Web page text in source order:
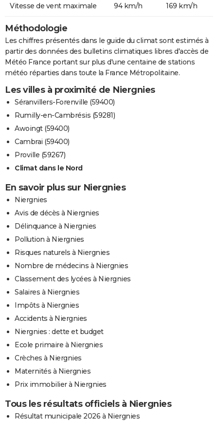
Vitesse de vent maximale 94 km/h 169 km/h
Méthodologie
Les chiffres présentés dans le guide du climat sont estimés à
partir des données des bulletins climatiques libres d'accès de
Météo France portant sur plus d'une centaine de stations
météo réparties dans toute la France Métropolitaine.
Les villes à proximité de Niergnies
Séranvillers-Forenville (59400)
Rumilly-en-Cambrésis (59281)
Awoingt (59400)
Cambrai (59400)
Proville (59267)
Climat dans le Nord
En savoir plus sur Niergnies
Niergnies
Avis de décès à Niergnies
Délinquance à Niergnies
Pollution à Niergnies
Risques naturels à Niergnies
Nombre de médecins à Niergnies
Classement des lycées à Niergnies
Salaires à Niergnies
Impôts à Niergnies
Accidents à Niergnies
Niergnies : dette et budget
Ecole primaire à Niergnies
Crèches à Niergnies
Maternités à Niergnies
Prix immobilier à Niergnies
Tous les résultats officiels à Niergnies
Résultat municipale 2026 à Niergnies